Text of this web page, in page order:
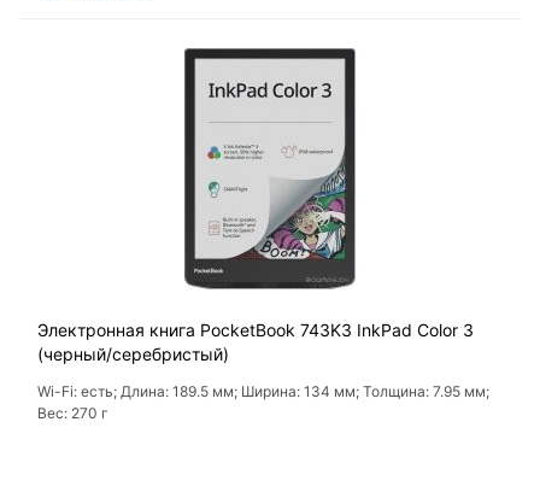
Электронная книга PocketBook 743K3 InkPad Color 3
(черный/серебристый)
Wi-Fi: есть; Длина: 189.5 мм; Ширина: 134 мм; Толщина: 7.95 мм;
Вес: 270 г